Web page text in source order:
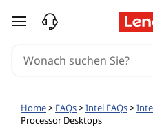
zum Hauptinhalt springen
Home> FAQs>Intel FAQs>
Processor Desktops